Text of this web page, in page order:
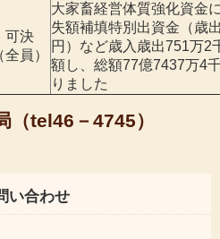
可決
全員）
大家畜経営体質強化資金
失額補填特別出資金（歳
円）など歳入歳出751万2
額し、総額77億7437万4
りました
（tel46－4745）
い合わせ